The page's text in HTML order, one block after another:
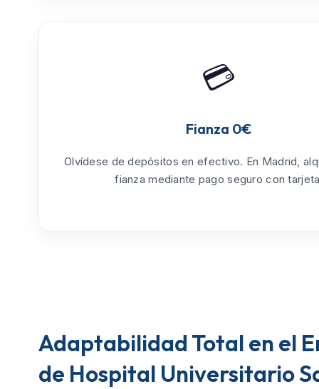
💳
Fianza 0€
Olvídese de depósitos en efectivo. En Madrid,
fianza mediante pago seguro con
Adaptabilidad Total en el
de Hospital Universitario